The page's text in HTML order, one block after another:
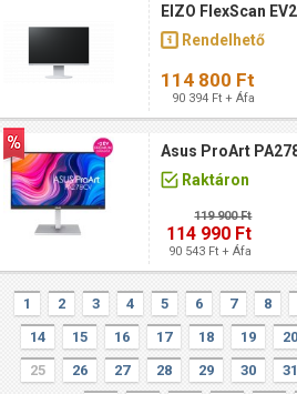
EIZO FlexScan
Rendelhető
114 800 Ft
90 394 Ft + Áfa
Asus ProArt
Raktáron
119 900 Ft
114 990 Ft
90 543 Ft + Áfa
1 2 3 4 5 6 7 8
14
15 16 17 18 19 20
25
26 27 28 29 30 31